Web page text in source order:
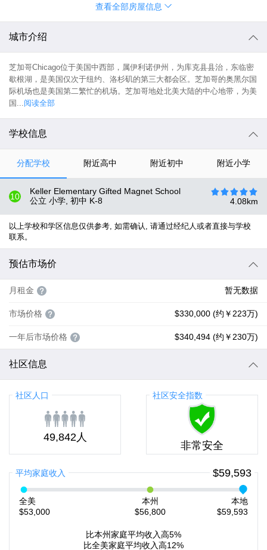
查看全部房屋信息
城市介绍
芝加哥Chicago位于美国中西部，属伊利诺伊州，为库克县县治，东临密
歇根湖，是美国仅次于纽约、洛杉矶的第三大都会区。芝加哥的奥黑尔国
际机场也是美国第二繁忙的机场。芝加哥地处北美大陆的中心地带，为美
国...阅读全部
学校信息
分配学校 附近高中 附近初中 附近小学
10
Keller Elementary Gifted Magnet School
公立 小学, 初中 K-8 4.08km
以上学校和学区信息仅供参考, 如需确认, 请通过经纪人或者直接与学校
联系。
预估市场价
月租金 暂无数据
市场价格 $330,000 (约￥223万)
一年后市场价格 $340,494 (约￥230万)
社区信息
社区人口
49,842人
社区安全指数
非常安全
平均家庭收入 $59,593
全美
$53,000
本州
$56,800
本地
$59,593
比本州家庭平均收入高5%
比全美家庭平均收入高12%